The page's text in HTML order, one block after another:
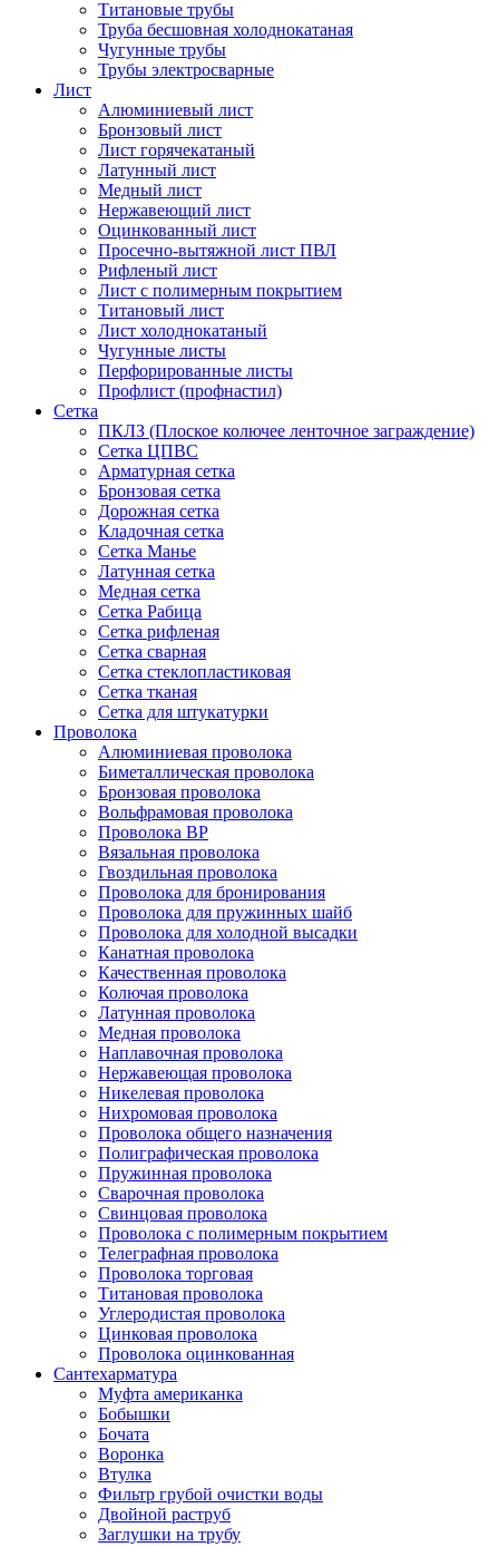
Титановые трубы
Труба бесшовная холоднокатаная
Чугунные трубы
Трубы электросварные
Лист
Алюминиевый лист
Бронзовый лист
Лист горячекатаный
Латунный лист
Медный лист
Нержавеющий лист
Оцинкованный лист
Просечно-вытяжной лист ПВЛ
Рифленый лист
Лист с полимерным покрытием
Титановый лист
Лист холоднокатаный
Чугунные листы
Перфорированные листы
Профлист (профнастил)
Сетка
ПКЛЗ (Плоское колючее ленточное заграждение)
Сетка ЦПВС
Арматурная сетка
Бронзовая сетка
Дорожная сетка
Кладочная сетка
Сетка Манье
Латунная сетка
Медная сетка
Сетка Рабица
Сетка рифленая
Сетка сварная
Сетка стеклопластиковая
Сетка тканая
Сетка для штукатурки
Проволока
Алюминиевая проволока
Биметаллическая проволока
Бронзовая проволока
Вольфрамовая проволока
Проволока ВР
Вязальная проволока
Гвоздильная проволока
Проволока для бронирования
Проволока для пружинных шайб
Проволока для холодной высадки
Канатная проволока
Качественная проволока
Колючая проволока
Латунная проволока
Медная проволока
Наплавочная проволока
Нержавеющая проволока
Никелевая проволока
Нихромовая проволока
Проволока общего назначения
Полиграфическая проволока
Пружинная проволока
Сварочная проволока
Свинцовая проволока
Проволока с полимерным покрытием
Телеграфная проволока
Проволока торговая
Титановая проволока
Углеродистая проволока
Цинковая проволока
Проволока оцинкованная
Сантехарматура
Муфта американка
Бобышки
Бочата
Воронка
Втулка
Фильтр грубой очистки воды
Двойной раструб
Заглушки на трубу